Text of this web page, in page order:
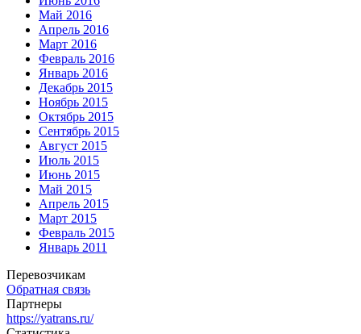
Май 2016
Апрель 2016
Март 2016
Февраль 2016
Январь 2016
Декабрь 2015
Ноябрь 2015
Октябрь 2015
Сентябрь 2015
Август 2015
Июль 2015
Июнь 2015
Май 2015
Апрель 2015
Март 2015
Февраль 2015
Январь 2011
Перевозчикам
Обратная связь
Партнеры
https://yatrans.ru/